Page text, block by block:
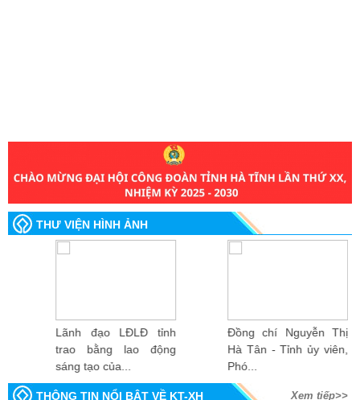
THƯ VIỆN HÌNH ẢNH
Lãnh đạo LĐLĐ tỉnh
trao bằng lao động
sáng tạo của...
Đồng chí Nguyễn Thị
Hà Tân - Tỉnh ủy viên,
THÔNG TIN NỔI BẬT VỀ KT-XH Xem tiếp>>